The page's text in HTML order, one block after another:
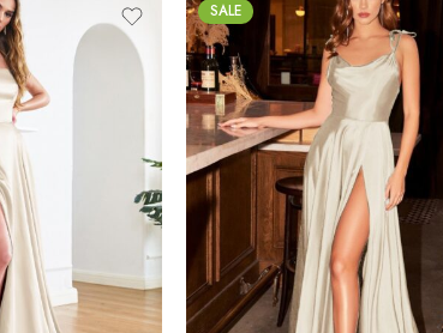
SALE